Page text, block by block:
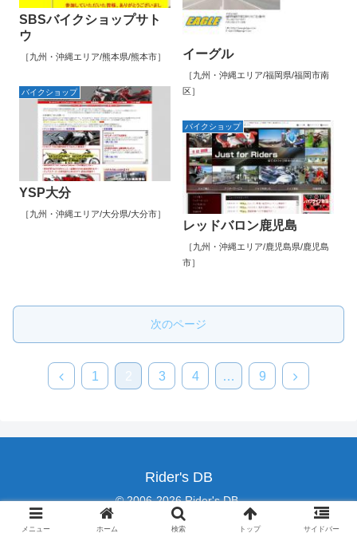
SBSバイクショップサト
ウ
［九州・沖縄エリア/熊本県/熊本市］ イーグル
［九州・沖縄エリア/福岡県/福岡市南
区］
バイクショップ
YSP大分
［九州・沖縄エリア/大分県/大分市］
バイクショップ
レッドバロン鹿児島
［九州・沖縄エリア/鹿児島県/鹿児島
市］
次のページ
1 3 4 … 9
Rider's DB
© 2006-2026 Rider's DB.
メニュー ホーム 検索 トップ サイドバー